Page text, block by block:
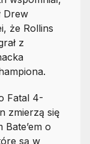
Drew
że Rollins
z
Fatal 4-
zmierzą się
Bate’em o
są w